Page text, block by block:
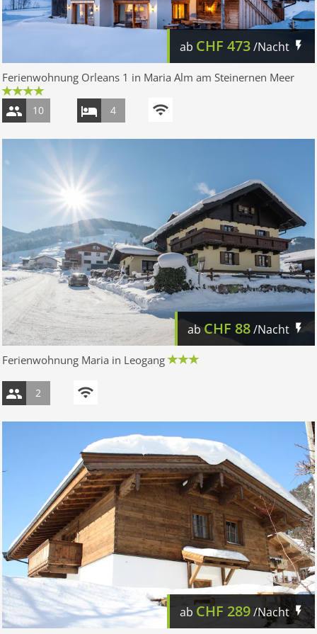
ab CHF 473/Nacht
Ferienwohnung Orleans 1 in Maria Alm am Steinernen Meer
10 4
abCHF 88/Nacht
Ferienwohnung Maria in Leogang
2
ab CHF 289/Nacht